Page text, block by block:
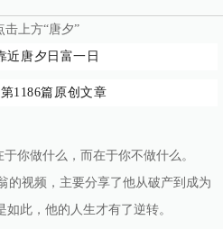
上方“唐夕”
近唐夕日富一日
1186篇原创文章
你做什么，而在于你不做什么。
的视频，主要分享了他从破产到成为
此，他的人生才有了逆转。